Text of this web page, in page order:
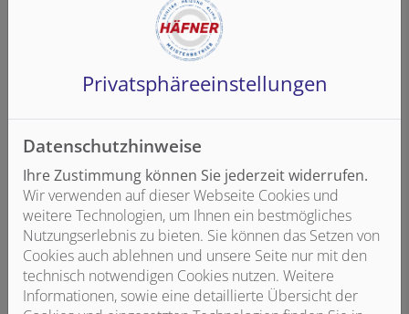
Privatsphäre­einstellungen
Datenschutzhinweise
Ihre Zustimmung können Sie jederzeit widerrufen.
Wir verwenden auf dieser Webseite Cookies und
weitere Technologien, um Ihnen ein bestmögliches
Nutzungserlebnis zu bieten. Sie können das Setzen von
Cookies auch ablehnen und unsere Seite nur mit den
technisch notwendigen Cookies nutzen. Weitere
Informationen, sowie eine detaillierte Übersicht der